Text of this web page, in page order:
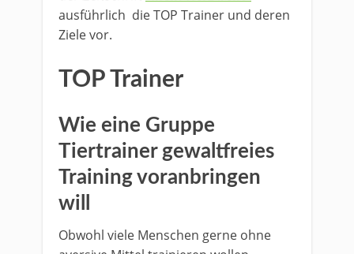
ausführlich die TOP Trainer und deren
Ziele vor.
TOP Trainer
Wie eine Gruppe
Tiertrainer gewaltfreies
Training voranbringen
will
Obwohl viele Menschen gerne ohne